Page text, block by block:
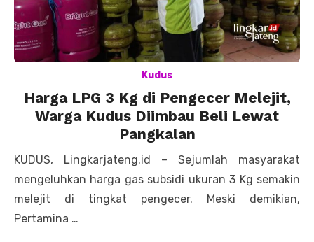
Kudus
Harga LPG 3 Kg di Pengecer Melejit,
Warga Kudus Diimbau Beli Lewat
Pangkalan
KUDUS, Lingkarjateng.id – Sejumlah masyarakat
mengeluhkan harga gas subsidi ukuran 3 Kg semakin
melejit di tingkat pengecer. Meski demikian,
Pertamina …